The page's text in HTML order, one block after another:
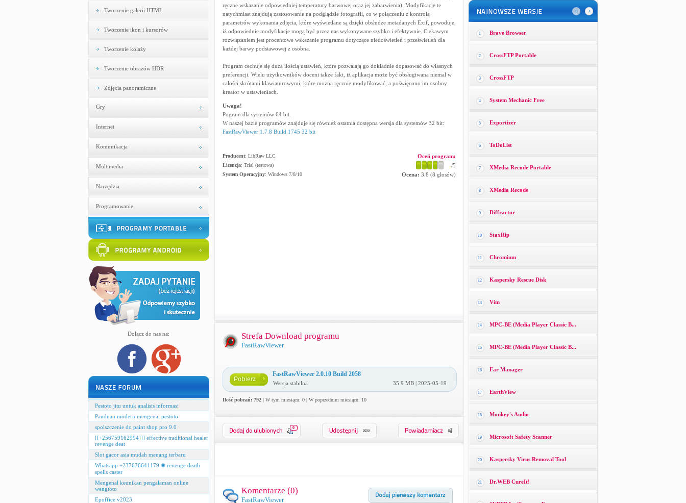
Tworzenie galerii HTML
Tworzenie ikon i kursorów
Tworzenie kolaży
Tworzenie obrazów HDR
Zdjęcia panoramiczne
Gry
Internet
Komunikacja
Multimedia
Narzędzia
Programowanie
Dołącz do nas na:
Pestoto jitu untuk analisis informasi
Panduan modern mengenai pestoto
spolszczenie do paint shop pro 9.0
[[+256759162994]]] effective traditional healer
revenge deat
Slot gacor asia mudah menang terbaru
Whatsapp +237676641179 ✺ revenge death
spells caster
Mengenal keunikan pengalaman online
wengtoto
Epoffice v2023
ręczne wskazanie odpowiedniej temperatury barwowej oraz jej zabarwienia). Modyfikacje te
natychmiast znajdują zastosowanie na podglądzie fotografii, co w połączeniu z kontrolą
parametrów wykonania zdjęcia, które wyświetlane są dzięki obsłudze metadanych Exif, powoduje,
iż odpowiednie modyfikacje mogą być przez nas wykonywane szybko i efektywnie. Ciekawym
rozwiązaniem jest procentowe wskazanie programu dotyczące niedoświetleń i prześwietleń dla
każdej barwy podstawowej z osobna.
Program cechuje się dużą ilością ustawień, które pozwalają go dokładnie dopasować do własnych
preferencji. Wielu użytkowników doceni także fakt, iż aplikacja może być obsługiwana niemal w
całości skrótami klawiaturowymi, które można ręcznie modyfikować, a poświęcono im osobny
kreator w ustawieniach.
Uwaga!
Pogram dla systemów 64 bit.
W naszej bazie programów znajduje się również ostatnia dostępna wersja dla systemów 32 bit:
FastRawViewer 1.7.8 Build 1745 32 bit
Producent: LibRaw LLC
Licencja: Trial (testowa)
System Operacyjny: Windows 7/8/10
Oceń program:
-/5
Ocena: 3.8 (8 głosów)
Strefa Download programu
FastRawViewer
FastRawViewer 2.0.10 Build 2058
Wersja stabilna 35.9 MB | 2025-05-19
Ilość pobrań: 792| W tym miesiącu: 0 | W poprzednim miesiącu: 10
0
Komentarze (0)
FastRawViewer
1 Brave Browser
2 CrossFTP Portable
3 CrossFTP
4 System Mechanic Free
5 Exportizer
6 ToDoList
7 XMedia Recode Portable
8 XMedia Recode
9 Diffractor
10 StaxRip
11 Chromium
12 Kaspersky Rescue Disk
13 Vim
14 MPC-BE (Media Player Classic B...
15 MPC-BE (Media Player Classic B...
16 Far Manager
17 EarthView
18 Monkey′s Audio
19 Microsoft Safety Scanner
20 Kaspersky Virus Removal Tool
21 Dr.WEB CureIt!